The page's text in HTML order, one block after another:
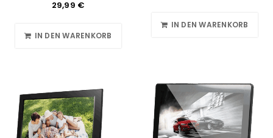
29,99 €
IN DEN WARENKORB
IN DEN WARENKORB